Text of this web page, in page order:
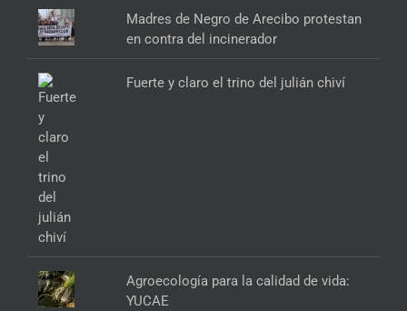
Madres de Negro de Arecibo protestan
en contra del incinerador
Fuerte y claro el trino del julián chiví
Agroecología para la calidad de vida:
YUCAE